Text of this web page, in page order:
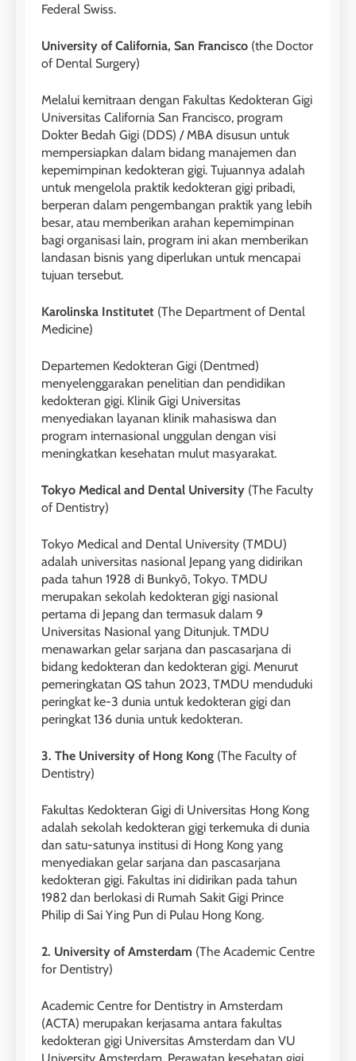
Nilai Peserta Kursus IELTS
27
Daftar Peserta Kursus IELTS
Online
LEIDEN INSTITUTE
28
LEIDEN INSTITUTE
29
Perbedaan Antara IELTS
Preparation dan IELTS Practice
LEIDEN INSTITUTE
1
LEIDEN INSTITUTE
2
🎓 ScholarPath by Leiden
Institute
LEIDEN INSTITUTE
3
Study IELTS Preparation
4
40
Batch VII : 31 Maret – 28 April
2023
COURSE PERIODS
41
2023
42
Batch V : 1 – 29 Maret 2023
Federal Swiss.
University of California, San Francisco (the Doctor
of Dental Surgery)
Melalui kemitraan dengan Fakultas Kedokteran Gigi
Universitas California San Francisco, program
Dokter Bedah Gigi (DDS) / MBA disusun untuk
mempersiapkan dalam bidang manajemen dan
kepemimpinan kedokteran gigi. Tujuannya adalah
untuk mengelola praktik kedokteran gigi pribadi,
berperan dalam pengembangan praktik yang lebih
besar, atau memberikan arahan kepemimpinan
bagi organisasi lain, program ini akan memberikan
landasan bisnis yang diperlukan untuk mencapai
tujuan tersebut.
Karolinska Institutet (The Department of Dental
Medicine)
Departemen Kedokteran Gigi (Dentmed)
menyelenggarakan penelitian dan pendidikan
kedokteran gigi. Klinik Gigi Universitas
menyediakan layanan klinik mahasiswa dan
program internasional unggulan dengan visi
meningkatkan kesehatan mulut masyarakat.
Tokyo Medical and Dental University (The Faculty
of Dentistry)
Tokyo Medical and Dental University (TMDU)
adalah universitas nasional Jepang yang didirikan
pada tahun 1928 di Bunkyō, Tokyo. TMDU
merupakan sekolah kedokteran gigi nasional
pertama di Jepang dan termasuk dalam 9
Universitas Nasional yang Ditunjuk. TMDU
menawarkan gelar sarjana dan pascasarjana di
bidang kedokteran dan kedokteran gigi. Menurut
pemeringkatan QS tahun 2023, TMDU menduduki
peringkat ke-3 dunia untuk kedokteran gigi dan
peringkat 136 dunia untuk kedokteran.
3. The University of Hong Kong (The Faculty of
Dentistry)
Fakultas Kedokteran Gigi di Universitas Hong Kong
adalah sekolah kedokteran gigi terkemuka di dunia
dan satu-satunya institusi di Hong Kong yang
menyediakan gelar sarjana dan pascasarjana
kedokteran gigi. Fakultas ini didirikan pada tahun
1982 dan berlokasi di Rumah Sakit Gigi Prince
Philip di Sai Ying Pun di Pulau Hong Kong.
2. University of Amsterdam (The Academic Centre
for Dentistry)
Academic Centre for Dentistry in Amsterdam
(ACTA) merupakan kerjasama antara fakultas
kedokteran gigi Universitas Amsterdam dan VU
University Amsterdam. Perawatan kesehatan gigi,